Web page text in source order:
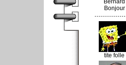
Bernard
Bonjour
tite folle